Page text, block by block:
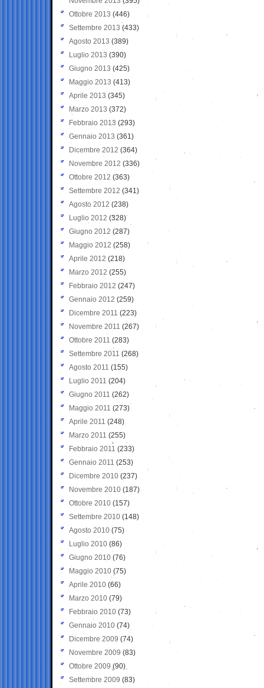
Ottobre 2013 (446)
Settembre 2013 (433)
Agosto 2013 (389)
Luglio 2013 (390)
Giugno 2013 (425)
Maggio 2013 (413)
Aprile 2013 (345)
Marzo 2013 (372)
Febbraio 2013 (293)
Gennaio 2013 (361)
Dicembre 2012 (364)
Novembre 2012 (336)
Ottobre 2012 (363)
Settembre 2012 (341)
Agosto 2012 (238)
Luglio 2012 (328)
Giugno 2012 (287)
Maggio 2012 (258)
Aprile 2012 (218)
Marzo 2012 (255)
Febbraio 2012 (247)
Gennaio 2012 (259)
Dicembre 2011 (223)
Novembre 2011 (267)
Ottobre 2011 (283)
Settembre 2011 (268)
Agosto 2011 (155)
Luglio 2011 (204)
Giugno 2011 (262)
Maggio 2011 (273)
Aprile 2011 (248)
Marzo 2011 (255)
Febbraio 2011 (233)
Gennaio 2011 (253)
Dicembre 2010 (237)
Novembre 2010 (187)
Ottobre 2010 (157)
Settembre 2010 (148)
Agosto 2010 (75)
Luglio 2010 (86)
Giugno 2010 (76)
Maggio 2010 (75)
Aprile 2010 (66)
Marzo 2010 (79)
Febbraio 2010 (73)
Gennaio 2010 (74)
Dicembre 2009 (74)
Novembre 2009 (83)
Ottobre 2009 (90)
Settembre 2009 (83)